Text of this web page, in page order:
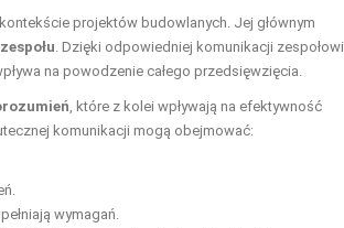
projektów budowlanych. Jej głównym
. Dzięki odpowiedniej komunikacji zespołowi
na powodzenie całego przedsięwzięcia.
, które z kolei wpływają na efektywność
komunikacji mogą obejmować:
wymagań.